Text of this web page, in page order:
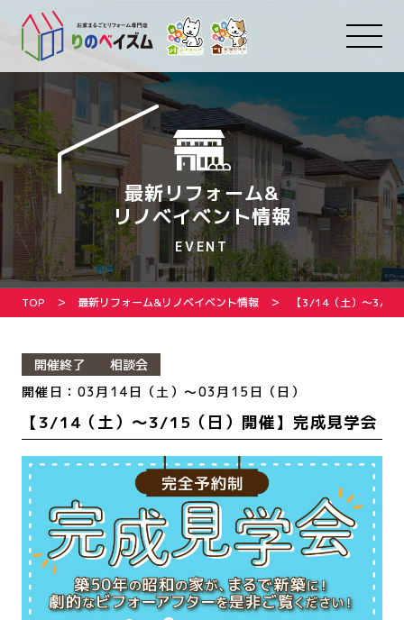
最新リフォーム&
リノベイベント情報
EVENT
TOP 最新リフォーム&リノベイベント情報 【3/14（土）〜3/15
開催終了
相談会
開催日：03月14日（土）～03月15日（日）
【3/14（土）〜3/15（日）開催】完成見学会